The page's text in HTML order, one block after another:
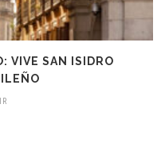
VIVE SAN ISIDRO